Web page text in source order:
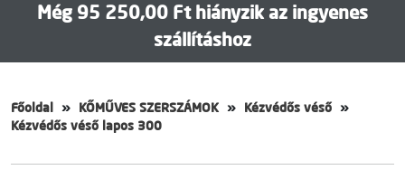
Még 95 250,00 Ft hiányzik az ingyenes
szállításhoz
Főoldal KŐMŰVES SZERSZÁMOK
Kézvédős véső
Kézvédős véső lapos 300